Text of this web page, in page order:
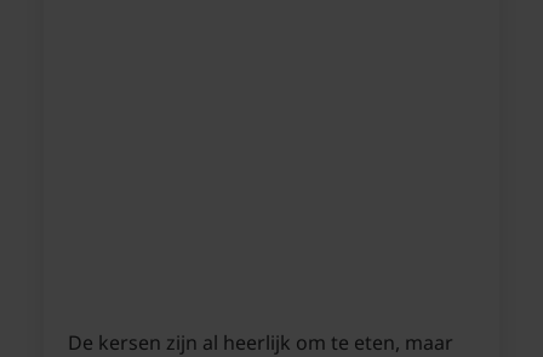
De kersen zijn al heerlijk om te eten, maar